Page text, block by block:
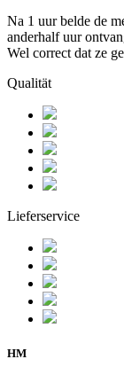
Na 1 uur belde de
anderhalf uur
Wel correct dat ze
Qualität
Lieferservice
HM